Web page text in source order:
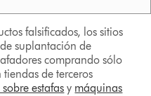
falsificados, los sitios
suplantación de
comprando sólo
de terceros
estafas y máquinas